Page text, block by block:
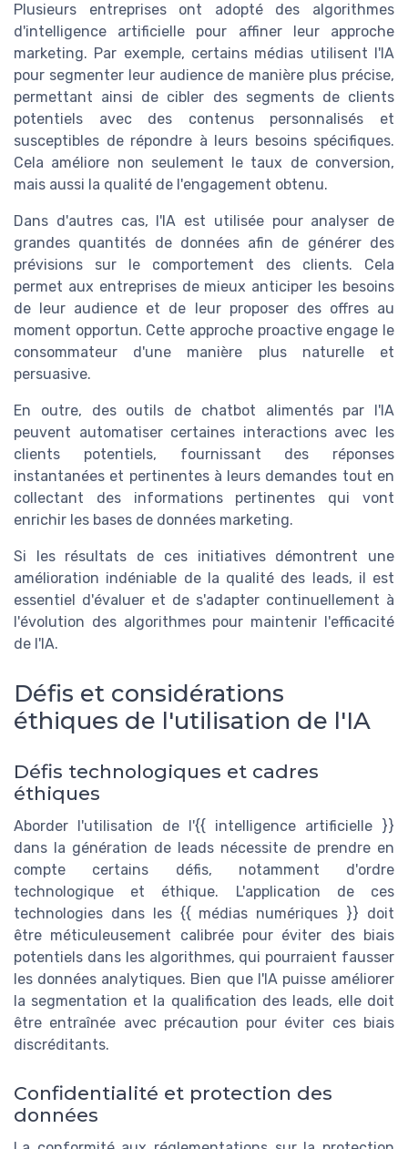
Plusieurs entreprises ont adopté des algorithmes
d'intelligence artificielle pour affiner leur approche
marketing. Par exemple, certains médias utilisent l'IA
pour segmenter leur audience de manière plus précise,
permettant ainsi de cibler des segments de clients
potentiels avec des contenus personnalisés et
susceptibles de répondre à leurs besoins spécifiques.
Cela améliore non seulement le taux de conversion,
mais aussi la qualité de l'engagement obtenu.
Dans d'autres cas, l'IA est utilisée pour analyser de
grandes quantités de données afin de générer des
prévisions sur le comportement des clients. Cela
permet aux entreprises de mieux anticiper les besoins
de leur audience et de leur proposer des offres au
moment opportun. Cette approche proactive engage le
consommateur d'une manière plus naturelle et
persuasive.
En outre, des outils de chatbot alimentés par l'IA
peuvent automatiser certaines interactions avec les
clients potentiels, fournissant des réponses
instantanées et pertinentes à leurs demandes tout en
collectant des informations pertinentes qui vont
enrichir les bases de données marketing.
Si les résultats de ces initiatives démontrent une
amélioration indéniable de la qualité des leads, il est
essentiel d'évaluer et de s'adapter continuellement à
l'évolution des algorithmes pour maintenir l'efficacité
de l'IA.
Défis et considérations
éthiques de l'utilisation de l'IA
Défis technologiques et cadres
éthiques
Aborder l'utilisation de l'{{ intelligence artificielle }}
dans la génération de leads nécessite de prendre en
compte certains défis, notamment d'ordre
technologique et éthique. L'application de ces
technologies dans les {{ médias numériques }} doit
être méticuleusement calibrée pour éviter des biais
potentiels dans les algorithmes, qui pourraient fausser
les données analytiques. Bien que l'IA puisse améliorer
la segmentation et la qualification des leads, elle doit
être entraînée avec précaution pour éviter ces biais
discréditants.
Confidentialité et protection des
données